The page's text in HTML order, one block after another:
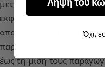
μεταδοτική ασθένεια,
εκφυλισμό. Σε τρία
αποδυναμώνεται και
παραγωγοί πλήττονται
έως τη μισή τους
Όχι,